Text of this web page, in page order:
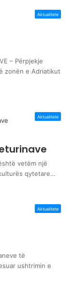
Aktualitete
– Përpjekje
zonën e Adriatikut
Aktualitete
vetëm një
qytetare…
Aktualitete
të
ushtrimin e